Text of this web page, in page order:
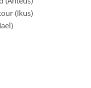
(Ikus)